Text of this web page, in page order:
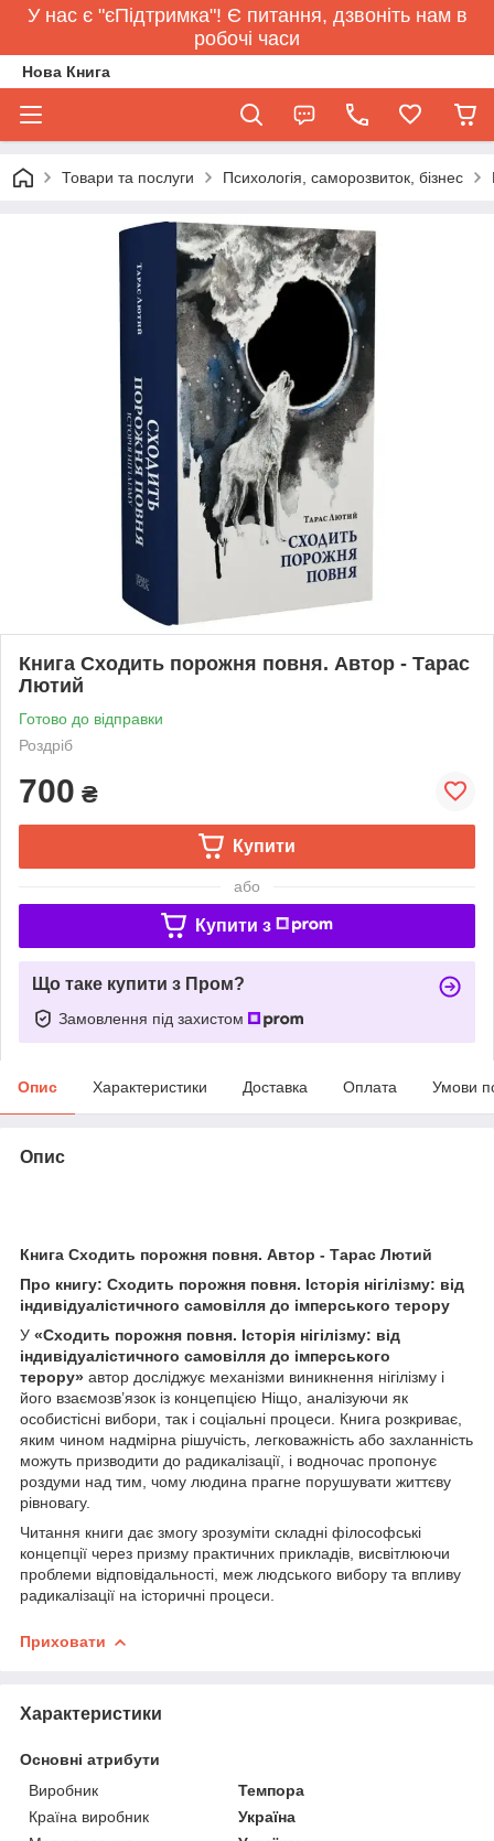
У нас є "єПідтримка"! Є питання, дзвоніть нам в
робочі часи
Нова Книга
Товари та послуги Психологія, саморозвиток, бізнес
Книга Сходить порожня повня. Автор - Тарас
Лютий
Готово до відправки
Роздріб
700 ₴
Купити
або
Купити з
Що таке купити з Пром?
Замовлення під захистом
Опис Характеристики Доставка Оплата Умови
Опис
Книга Сходить порожня повня. Автор - Тарас Лютий
Про книгу: Сходить порожня повня. Історія нігілізму: від
індивідуалістичного самовілля до імперського терору
У «Сходить порожня повня. Історія нігілізму: від
індивідуалістичного самовілля до імперського
терору» автор досліджує механізми виникнення нігілізму і
його взаємозв’язок із концепцією Ніщо, аналізуючи як
особистісні вибори, так і соціальні процеси. Книга розкриває,
яким чином надмірна рішучість, легковажність або захланність
можуть призводити до радикалізації, і водночас пропонує
роздуми над тим, чому людина прагне порушувати життєву
рівновагу.
Читання книги дає змогу зрозуміти складні філософські
концепції через призму практичних прикладів, висвітлюючи
проблеми відповідальності, меж людського вибору та впливу
радикалізації на історичні процеси.
Приховати
Характеристики
Основні атрибути
Виробник
Темпора
Країна виробник
Україна